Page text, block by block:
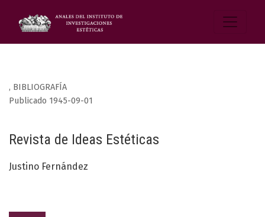
, BIBLIOGRAFÍA
Revista de Ideas Estéticas
Publicado 1945-09-01
Justino Fernández